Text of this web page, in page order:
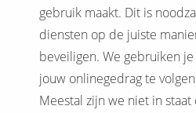
gebruik maakt. Dit is
diensten op de juiste
beveiligen. We gebruiken
jouw onlinegedrag te
Meestal zijn we niet in